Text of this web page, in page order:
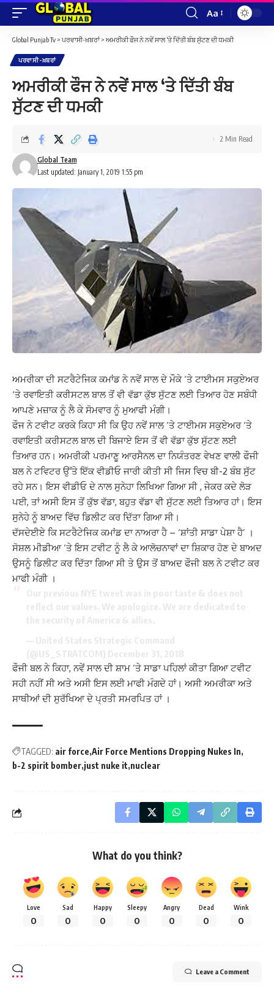
Font
Resizer
Aa
Global Punjab Tv > ਪਰਵਾਸੀ-ਖ਼ਬਰਾਂ> ਅਮਰੀਕੀ ਫੌਜ ਨੇ ਨਵੇਂ ਸਾਲ ‘ਤੇ ਦਿੱਤੀ ਬੰਬ ਸੁੱਟਣ ਦੀ ਧਮਕੀ
ਪਰਵਾਸੀ-ਖ਼ਬਰਾਂ
ਅਮਰੀਕੀ ਫੌਜ ਨੇ ਨਵੇਂ ਸਾਲ ‘ਤੇ ਦਿੱਤੀ ਬੰਬ
ਸੁੱਟਣ ਦੀ ਧਮਕੀ
Last updated: January 1, 2019 1:55 pm
Global Team
2 Min Read
ਅਮਰੀਕਾ ਦੀ ਸਟਰੈਟੇਜਿਕ ਕਮਾਂਡ ਨੇ ਨਵੇਂ ਸਾਲ ਦੇ ਮੌਕੇ ‘ਤੇ ਟਾਈਮਸ ਸਕੁਏਅਰ
‘ਤੇ ਰਵਾਇਤੀ ਕਰੀਸਟਲ ਬਾਲ ਤੋਂ ਵੀ ਵੱਡਾ ਕੁੱਝ ਸੁੱਟਣ ਲਈ ਤਿਆਰ ਹੋਣ ਸਬੰਧੀ
ਆਪਣੇ ਮਜ਼ਾਕ ਨੂੰ ਲੈ ਕੇ ਸੋਮਵਾਰ ਨੂੰ ਮੁਆਫੀ ਮੰਗੀ।
ਫੌਜ ਨੇ ਟਵੀਟ ਕਰਕੇ ਕਿਹਾ ਸੀ ਕਿ ਉਹ ਨਵੇਂ ਸਾਲ ‘ਤੇ ਟਾਈਮਸ ਸਕੁਏਅਰ ‘ਤੇ
ਰਵਾਇਤੀ ਕਰੀਸਟਲ ਬਾਲ ਦੀ ਬਿਜਾਏ ਇਸ ਤੋਂ ਵੀ ਵੱਡਾ ਕੁੱਝ ਸੁੱਟਣ ਲਈ
ਤਿਆਰ ਹਨ। ਅਮਰੀਕੀ ਪਰਮਾਣੂ ਆਰਸੈਨਲ ਦਾ ਨਿਯੰਤਰਣ ਵੇਖਣ ਵਾਲੀ ਫੌਜੀ
ਬਲ ਨੇ ਟਵਿਟਰ ਉੱਤੇ ਇੱਕ ਵੀਡੀਓ ਜਾਰੀ ਕੀਤੀ ਸੀ ਜਿਸ ਵਿਚ ਬੀ-2 ਬੰਬ ਸੁੱਟ
ਰਹੇ ਸਨ। ਇਸ ਵੀਡੀਓ ਦੇ ਨਾਲ ਸੁਨੇਹਾ ਲਿਖਿਆ ਗਿਆ ਸੀ , ਜੇਕਰ ਕਦੇ ਲੋੜ
ਪਈ, ਤਾਂ ਅਸੀ ਇਸ ਤੋਂ ਕੁੱਝ ਵੱਡਾ, ਬਹੁਤ ਵੱਡਾ ਵੀ ਸੁੱਟਣ ਲਈ ਤਿਆਰ ਹਾਂ। ਇਸ
ਸੁਨੇਹੇ ਨੂੰ ਬਾਅਦ ਵਿੱਚ ਡਿਲੀਟ ਕਰ ਦਿੱਤਾ ਗਿਆ ਸੀ।
ਦੱਸਦੇਈਏ ਕਿ ਸਟਰੈਟੇਜਿਕ ਕਮਾਂਡ ਦਾ ਨਾਅਰਾ ਹੈ – ‘ਸ਼ਾਂਤੀ ਸਾਡਾ ਪੇਸ਼ਾ ਹੈ’ ।
ਸੋਸ਼ਲ ਮੀਡੀਆ ‘ਤੇ ਇਸ ਟਵੀਟ ਨੂੰ ਲੈ ਕੇ ਆਲੋਚਨਾਵਾਂ ਦਾ ਸ਼ਿਕਾਰ ਹੋਣ ਦੇ ਬਾਅਦ
ਉਸਨੂੰ ਡਿਲੀਟ ਕਰ ਦਿੱਤਾ ਗਿਆ ਸੀ ਤੇ ਉਸ ਤੋਂ ਬਾਅਦ ਫੌਜੀ ਬਲ ਨੇ ਟਵੀਟ ਕਰ
ਮਾਫੀ ਮੰਗੀ ।
ਫੌਜੀ ਬਲ ਨੇ ਕਿਹਾ, ਨਵੇਂ ਸਾਲ ਦੀ ਸ਼ਾਮ ‘ਤੇ ਸਾਡਾ ਪਹਿਲਾਂ ਕੀਤਾ ਗਿਆ ਟਵੀਟ
ਸਹੀ ਨਹੀਂ ਸੀ ਅਤੇ ਅਸੀ ਇਸ ਲਈ ਮਾਫੀ ਮੰਗਦੇ ਹਾਂ। ਅਸੀ ਅਮਰੀਕਾ ਅਤੇ
ਸਾਥੀਆਂ ਦੀ ਸੁਰੱਖਿਆ ਦੇ ਪ੍ਰਤੀ ਸਮਰਪਿਤ ਹਾਂ ।
TAGGED: air force Air Force Mentions Dropping Nukes In
b-2 spirit bomber just nuke it nuclear
What do you think?
Love
0
Sad
0
Happy
0
Sleepy
0
Angry
0
Dead
0
Wink
0
Leave a Comment